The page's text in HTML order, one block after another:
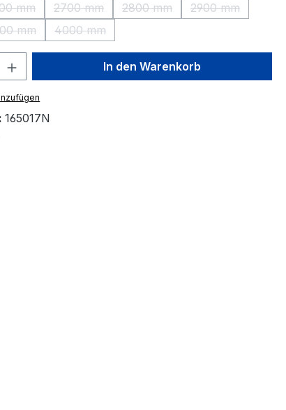
ist zurzeit nicht verfügbar.)
mm
(Diese Option ist zurzeit nicht verfügbar.)
2700 mm
(Diese Option ist zurzeit nicht verfügbar.)
2800 mm
(Diese Option ist zurzeit nicht
2900 mm
(Diese Option
ist zurzeit nicht verfügbar.)
mm
(Diese Option ist zurzeit nicht verfügbar.)
4000 mm
(Diese Option ist zurzeit nicht verfügbar.)
Gib den gewünschten Wert
In den Warenkorb
165017N